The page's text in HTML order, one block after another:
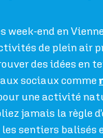
week-end en
de plein air
des idées en
sociaux comme
une activité
jamais la règle
sentiers